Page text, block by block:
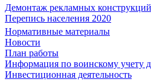
Демонтаж рекламных
Перепись населения 2020
Нормативные материалы
Новости
План работы
Информация по воинскому учету
Инвестиционная деятельность